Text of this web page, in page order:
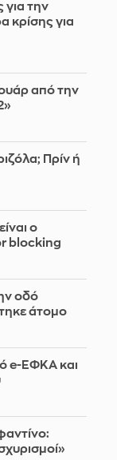
για την
κρίσης για
από την
Πρίν ή
ο
blocking
οδό
άτομο
e-ΕΦΚΑ και